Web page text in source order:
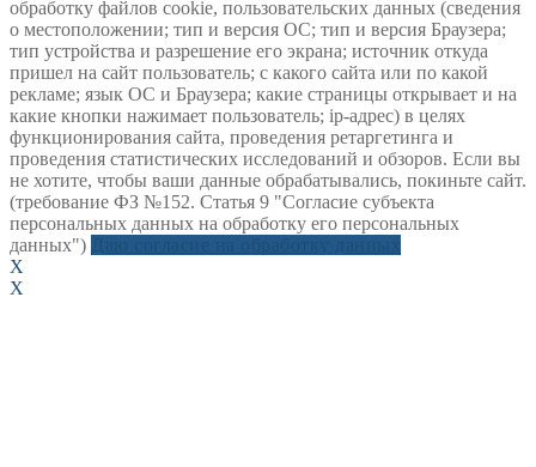
обработку файлов cookie, пользовательских данных (сведения
о местоположении; тип и версия ОС; тип и версия Браузера;
тип устройства и разрешение его экрана; источник откуда
пришел на сайт пользователь; с какого сайта или по какой
рекламе; язык ОС и Браузера; какие страницы открывает и на
какие кнопки нажимает пользователь; ip-адрес) в целях
функционирования сайта, проведения ретаргетинга и
проведения статистических исследований и обзоров. Если вы
не хотите, чтобы ваши данные обрабатывались, покиньте сайт.
(требование ФЗ №152. Статья 9 "Согласие субъекта
персональных данных на обработку его персональных
данных")
X
X